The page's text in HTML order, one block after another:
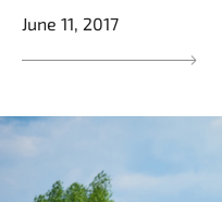
June 11, 2017